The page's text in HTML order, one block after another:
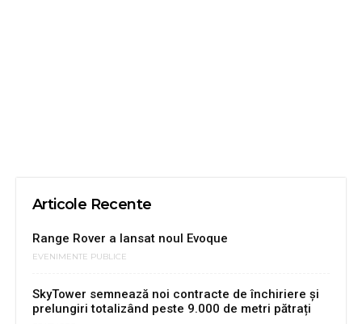
Articole Recente
Range Rover a lansat noul Evoque
EVENIMENTE PUBLICE
SkyTower semnează noi contracte de închiriere și
prelungiri totalizând peste 9.000 de metri pătrați